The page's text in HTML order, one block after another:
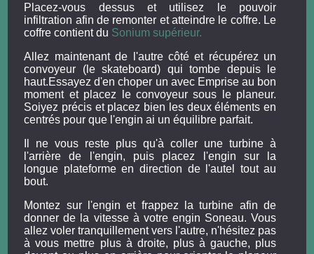
Placez-vous dessus et utilisez le pouvoir
infiltration afin de remonter et atteindre le coffre. Le
coffre contient du Sonium supérieur.
Allez maintenant de l'autre côté et récupérez un
convoyeur (le skateboard) qui tombe depuis le
haut.Essayez d'en choper un avec Emprise au bon
moment et placez le convoyeur sous le planeur.
Soiyez précis et placez bien les deux éléments en
centrés pour que l'engin ai un équilibre parfait.
Il ne vous reste plus qu'à coller une turbine à
l'arrière de l'engin, puis placez l'engin sur la
longue plateforme en direction de l'autel tout au
bout.
Montez sur l'engin et frappez la turbine afin de
donner de la vitesse à votre engin Soneau. Vous
allez voler tranquillement vers l'autre, n'hésitez pas
à vous mettre plus à droite, plus à gauche, plus